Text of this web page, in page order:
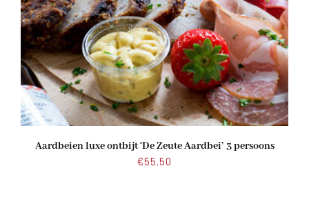
Aardbeien luxe ontbijt ‘De Zeute Aardbei’ 3 persoons
€55.50